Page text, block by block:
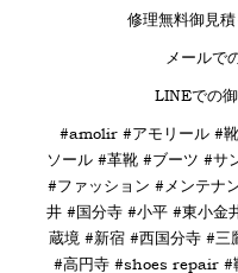
修理無料御見
メールで
LINEでの
#amolir #アモリール #
ソール #革靴 #ブーツ #サ
#ファッション #メンテナ
井 #国分寺 #小平 #東小金
蔵境 #新宿 #西国分寺 #
#高円寺 #shoes repair #